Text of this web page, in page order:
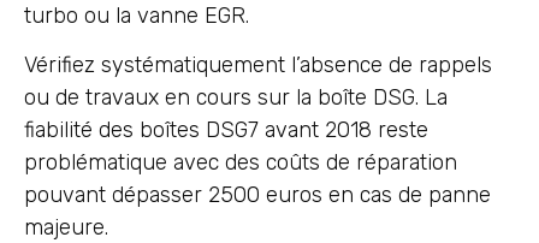
turbo ou la vanne EGR.
Vérifiez systématiquement l’absence de rappels
ou de travaux en cours sur la boîte DSG. La
fiabilité des boîtes DSG7 avant 2018 reste
problématique avec des coûts de réparation
pouvant dépasser 2500 euros en cas de panne
majeure.